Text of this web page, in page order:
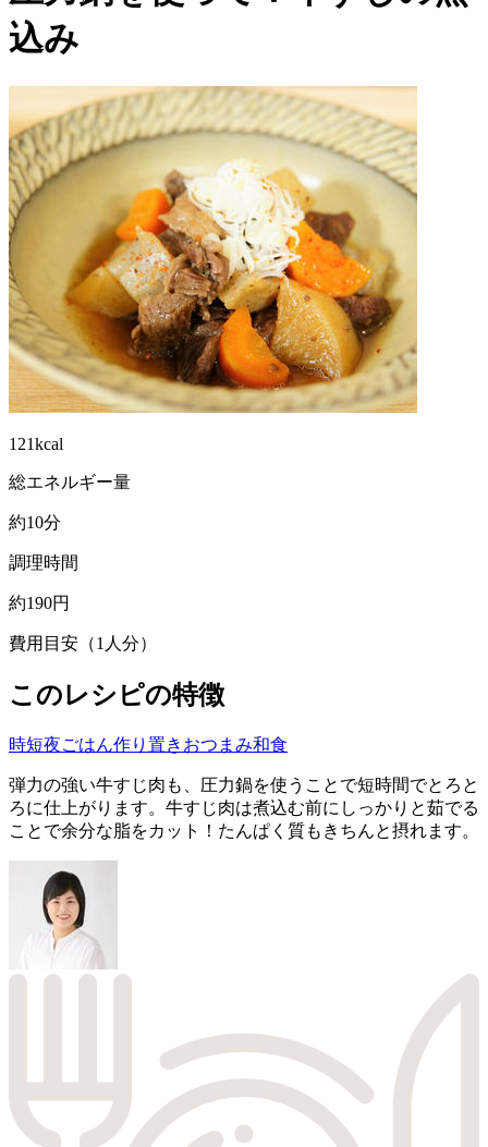
込み
121kcal
総エネルギー量
約10分
調理時間
約190円
費用目安（1人分）
このレシピの特徴
時短夜ごはん作り置き おつまみ和食
弾力の強い牛すじ肉も、圧力鍋を使うことで短時間でとろと
ろに仕上がります。牛すじ肉は煮込む前にしっかりと茹でる
ことで余分な脂をカット！たんぱく質もきちんと摂れます。